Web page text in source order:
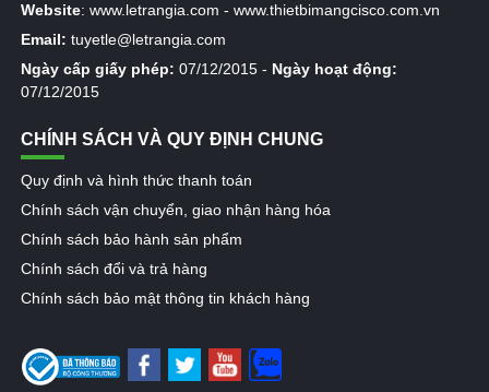
Website: www.letrangia.com - www.thietbimangcisco.com.vn
Email: tuyetle@letrangia.com
Ngày cấp giấy phép: 07/12/2015 - Ngày hoạt động:
07/12/2015
CHÍNH SÁCH VÀ QUY ĐỊNH CHUNG
Quy định và hình thức thanh toán
Chính sách vận chuyển, giao nhận hàng hóa
Chính sách bảo hành sản phẩm
Chính sách đổi và trả hàng
Chính sách bảo mật thông tin khách hàng